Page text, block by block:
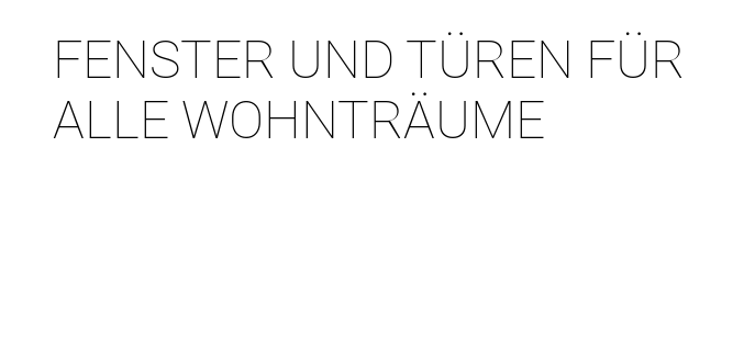
FENSTER UND TÜREN FÜR
ALLE WOHNTRÄUME